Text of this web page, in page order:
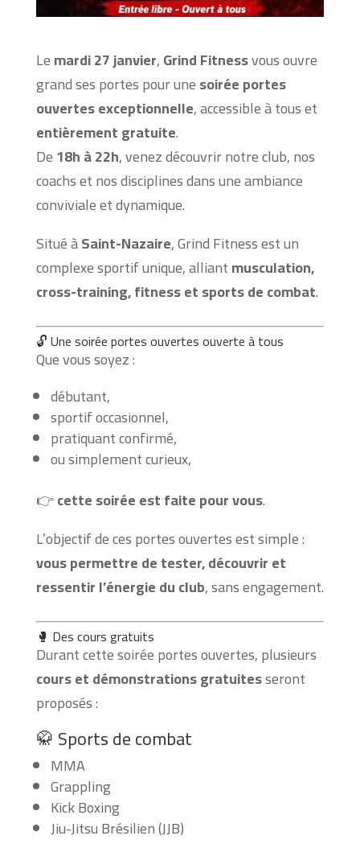
Lemardi 27 janvier,Grind Fitnessvous ouvre
grand ses portes pour unesoirée portes
ouvertes exceptionnelle, accessible à tous et
entièrement gratuite.
De18h à 22h, venez découvrir notre club, nos
coachs et nos disciplines dans une ambiance
conviviale et dynamique.
Situé àSaint-Nazaire, Grind Fitness est un
complexe sportif unique, alliantmusculation,
cross-training, fitness et sports de combat.
🔓 Une soirée portes ouvertes ouverte à tous
Que vous soyez :
débutant,
sportif occasionnel,
pratiquant confirmé,
ou simplement curieux,
👉cette soirée est faite pour vous.
L’objectif de ces portes ouvertes est simple :
vous permettre de tester, découvrir et
ressentir l’énergie du club, sans engagement.
🥊 Des cours gratuits
Durant cette soirée portes ouvertes, plusieurs
cours et démonstrations gratuitesseront
proposés :
🥋 Sports de combat
MMA
Grappling
Kick Boxing
Jiu-Jitsu Brésilien (JJB)